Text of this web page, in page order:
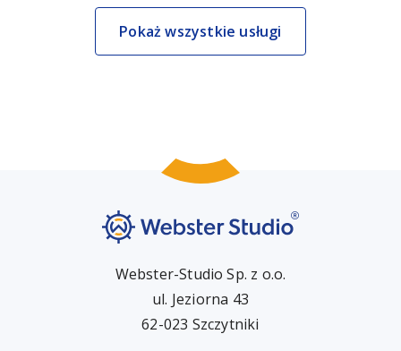
Pokaż wszystkie usługi
Webster-Studio Sp. z o.o.
ul. Jeziorna 43
62-023 Szczytniki